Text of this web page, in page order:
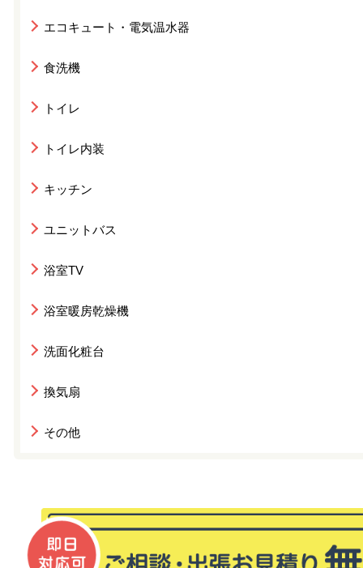
エコキュート・電気温水器
食洗機
トイレ
トイレ内装
キッチン
ユニットバス
浴室TV
浴室暖房乾燥機
洗面化粧台
換気扇
その他